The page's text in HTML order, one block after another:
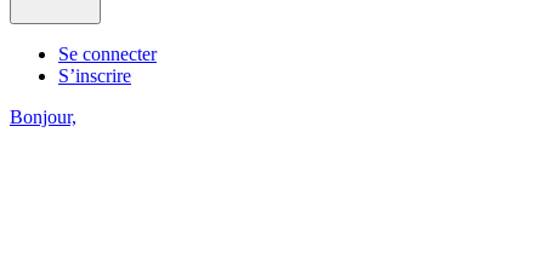
Se connecter
S’inscrire
Bonjour,